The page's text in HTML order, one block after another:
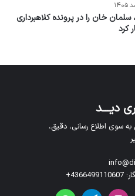
سلمان خان را در پرونده کلاهبرداری
کرد
دیـــد
سوی اطلاع رسانی، دقیق،